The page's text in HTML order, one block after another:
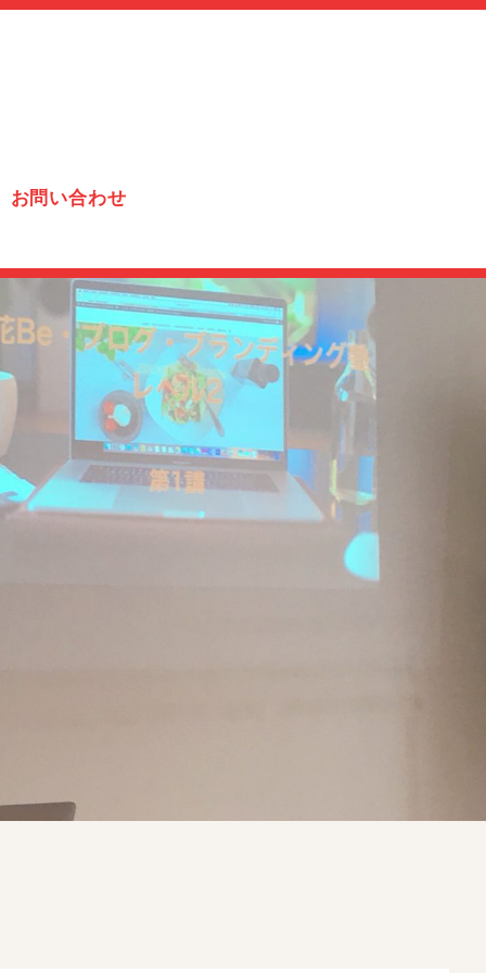
お問い合わせ